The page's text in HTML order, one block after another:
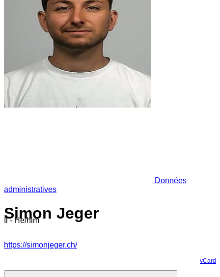
Données
administratives
Simon Jeger
Il - He/him
https://simonjeger.ch/
vCard